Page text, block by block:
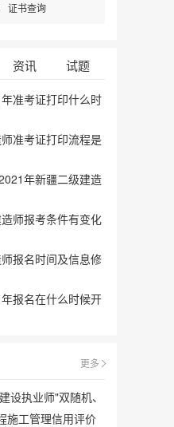
证书查询
资讯 试题
准考证打印什么时
准考证打印流程是
年新疆二级建造
师报考条件有变化
报名时间及信息修
报名在什么时候开
更多
设执业师"双随机、
施工管理信用评价